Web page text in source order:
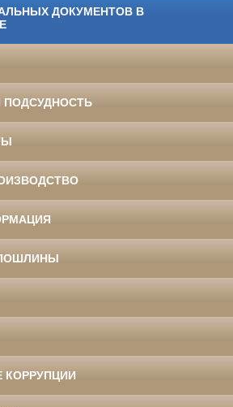
ДОКУМЕНТОВ В
ПОДСУДНОСТЬ
КОРРУПЦИИ